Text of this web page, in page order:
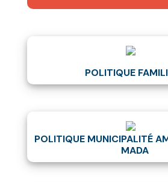
POLITIQUE
POLITIQUE MUNICIPALITÉ
MADA